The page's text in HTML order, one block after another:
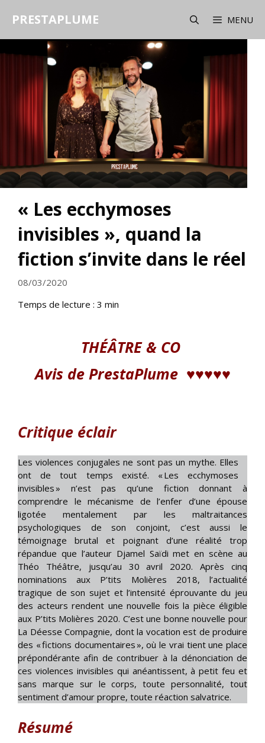
PRESTAPLUME MENU
« Les ecchymoses
invisibles », quand la
fiction s’invite dans le réel
08/03/2020
Temps de lecture : 3 min
THÉÂTRE & CO
Avis de PrestaPlume ♥♥♥♥♥
Critique éclair
Les violences conjugales ne sont pas un mythe. Elles
ont de tout temps existé. « Les ecchymoses
invisibles » n’est pas qu’une fiction donnant à
comprendre le mécanisme de l’enfer d’une épouse
ligotée mentalement par les maltraitances
psychologiques de son conjoint, c’est aussi le
témoignage brutal et poignant d’une réalité trop
répandue que l’auteur Djamel Saïdi met en scène au
Théo Théâtre, jusqu’au 30 avril 2020. Après cinq
nominations aux P’tits Molières 2018, l’actualité
tragique de son sujet et l’intensité éprouvante du jeu
des acteurs rendent une nouvelle fois la pièce éligible
aux P’tits Molières 2020. C’est une bonne nouvelle pour
La Déesse Compagnie, dont la vocation est de produire
des « fictions documentaires », où le vrai tient une place
prépondérante afin de contribuer à la dénonciation de
ces violences invisibles qui anéantissent, à petit feu et
sans marque sur le corps, toute personnalité, tout
sentiment d’amour propre, toute réaction salvatrice.
Résumé